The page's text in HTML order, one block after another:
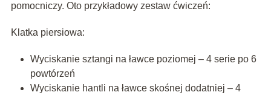
pomocniczy. Oto przykładowy zestaw ćwiczeń:
Klatka piersiowa:
Wyciskanie sztangi na ławce poziomej – 4 serie po 6
powtórzeń
Wyciskanie hantli na ławce skośnej dodatniej – 4